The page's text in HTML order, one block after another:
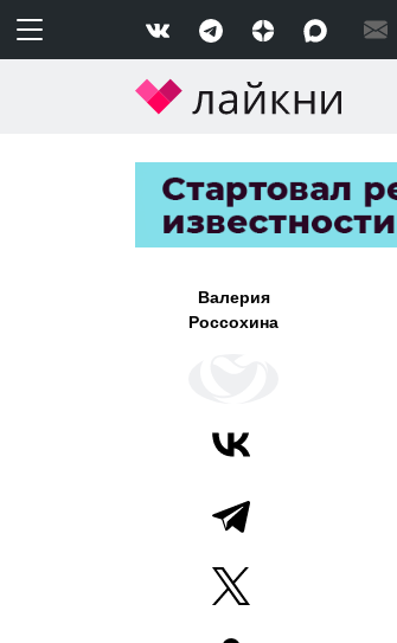
Валерия
Россохина